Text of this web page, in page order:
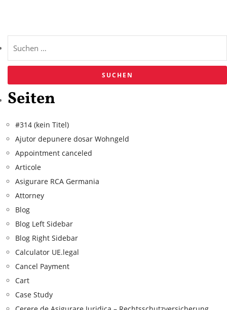
Seiten
#314 (kein Titel)
Ajutor depunere dosar Wohngeld
Appointment canceled
Articole
Asigurare RCA Germania
Attorney
Blog
Blog Left Sidebar
Blog Right Sidebar
Calculator UE.legal
Cancel Payment
Cart
Case Study